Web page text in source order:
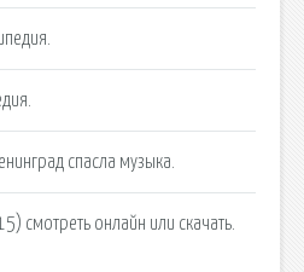
спасла музыка.
смотреть онлайн или скачать.